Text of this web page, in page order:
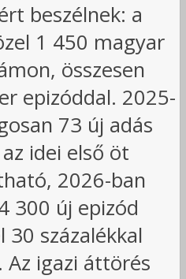
beszélnek: a
1 450 magyar
összesen
epizóddal. 2025-
73 új adás
idei első öt
2026-ban
300 új epizód
százalékkal
igazi áttörés